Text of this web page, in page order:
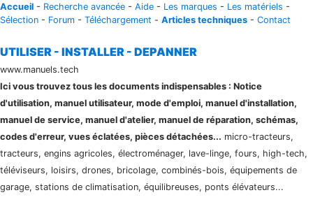
Accueil - Recherche avancée - Aide - Les marques - Les matériels -
Sélection - Forum - Téléchargement - Articles techniques - Contact
UTILISER - INSTALLER - DEPANNER
www.manuels.tech
Ici vous trouvez tous les documents indispensables : Notice
d'utilisation, manuel utilisateur, mode d'emploi, manuel d'installation,
manuel de service, manuel d'atelier, manuel de réparation, schémas,
codes d'erreur, vues éclatées, pièces détachées... micro-tracteurs,
tracteurs, engins agricoles, électroménager, lave-linge, fours, high-tech,
téléviseurs, loisirs, drones, bricolage, combinés-bois, équipements de
garage, stations de climatisation, équilibreuses, ponts élévateurs...